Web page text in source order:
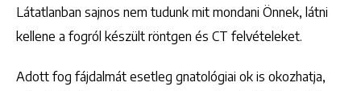
Látatlanban sajnos nem tudunk mit mondani Önnek, látni
kellene a fogról készült röntgen és CT felvételeket.
Adott fog fájdalmát esetleg gnatológiai ok is okozhatja,